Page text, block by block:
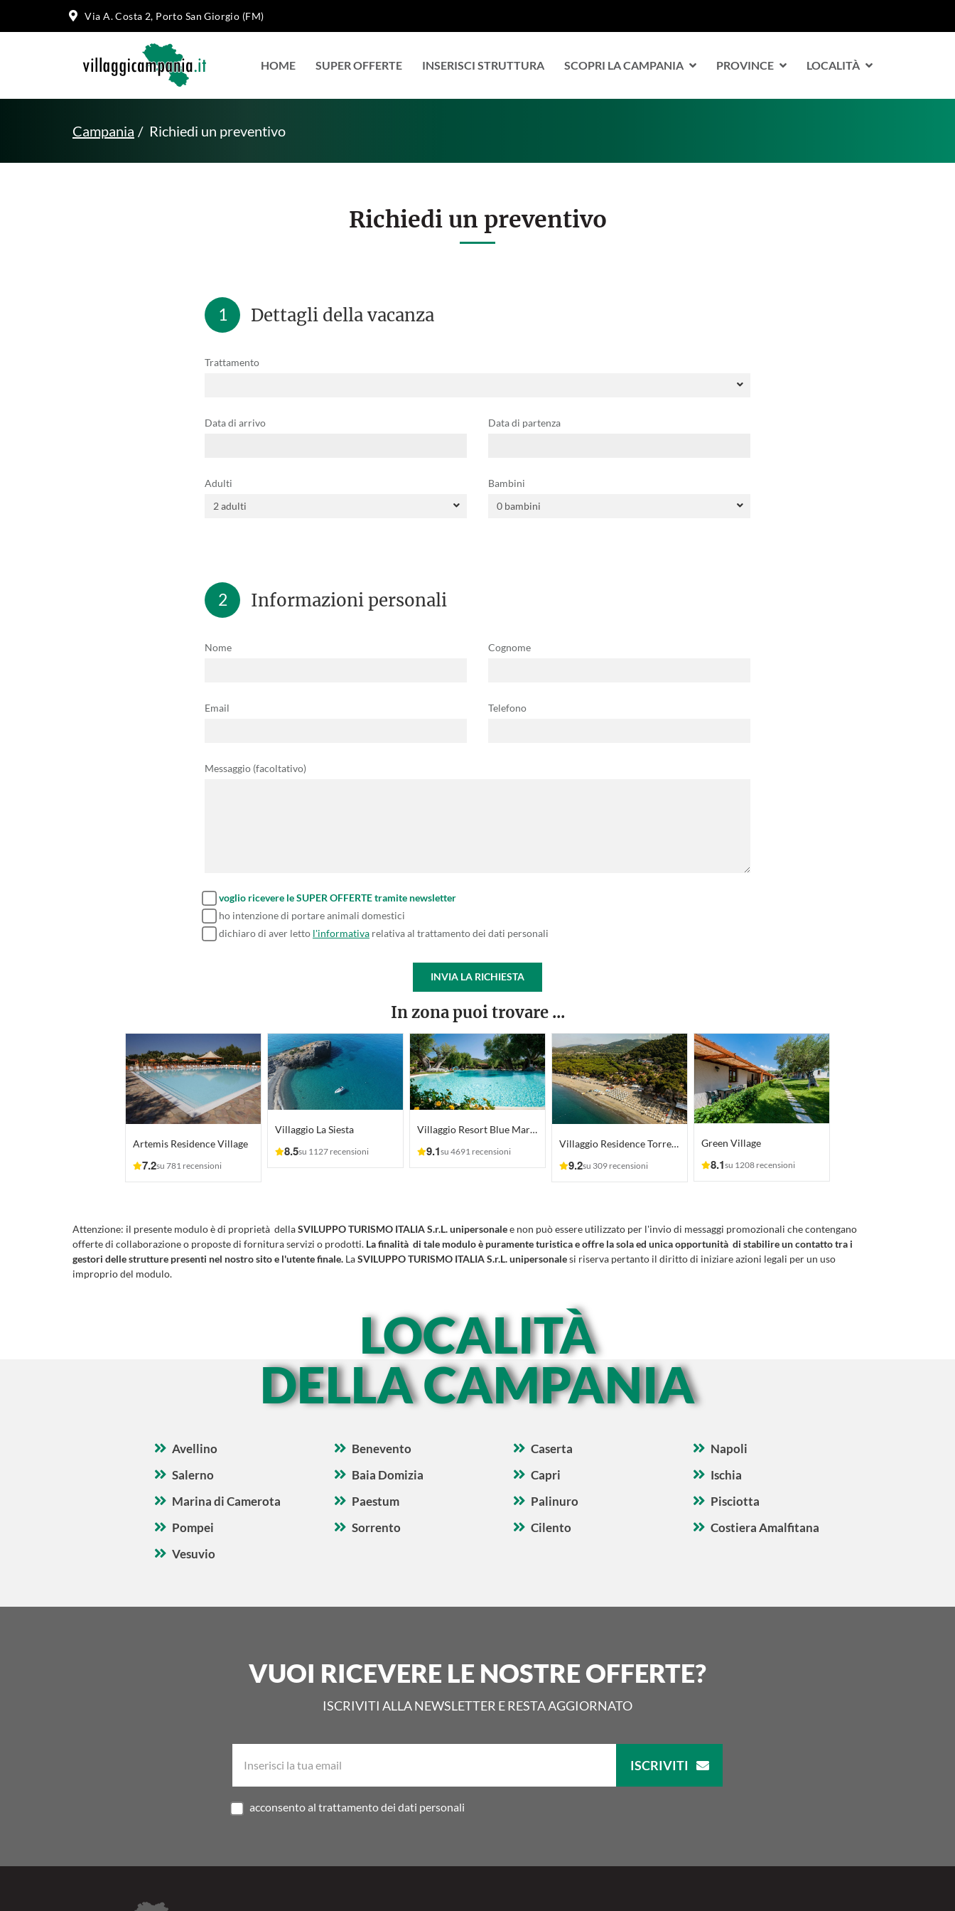
Via A. Costa 2, Porto San Giorgio (FM)
HOME SUPER OFFERTE INSERISCI STRUTTURA SCOPRI LA CAMPANIA PROVINCE LOCALITÀ
Campania Richiedi un preventivo
Richiedi un preventivo
1 Dettagli della vacanza
Trattamento
Data di arrivo Data di partenza
Adulti Bambini
2 Informazioni personali
Nome Cognome
Email Telefono
Messaggio (facoltativo)
voglio ricevere le SUPER OFFERTE tramite newsletter
ho intenzione di portare animali domestici
dichiaro di aver letto l'informativa relativa al trattamento dei dati personali
INVIA LA RICHIESTA
In zona puoi trovare ...
Artemis Residence Village
7.2su 781 recensioni
Villaggio La Siesta
8.5su 1127 recensioni
Villaggio Resort Blue Marine
9.1su 4691 recensioni
Villaggio Residence Torre Saracena
9.2su 309 recensioni
Green Village
8.1su 1208 recensioni
Attenzione: il presente modulo è di proprietà dellaSVILUPPO TURISMO ITALIA S.r.L. unipersonalee non può essere utilizzato per l'invio di messaggi promozionali che contengano
offerte di collaborazione o proposte di fornitura servizi o prodotti. La finalità di tale modulo è puramente turistica e offre la sola ed unica opportunità di stabilire un contatto tra i
gestori delle strutture presenti nel nostro sito e l'utente finale. LaSVILUPPO TURISMO ITALIA S.r.L. unipersonalesi riserva pertanto il diritto di iniziare azioni legali per un uso
improprio del modulo.
LOCALITÀ
DELLA CAMPANIA
Avellino Benevento Caserta
Napoli
Salerno
Baia Domizia Capri
Ischia
Marina di Camerota
Paestum Palinuro
Pisciotta
Pompei
Sorrento Cilento
Costiera Amalfitana
Vesuvio
VUOI RICEVERE LE NOSTRE OFFERTE?
ISCRIVITI ALLA NEWSLETTER E RESTA AGGIORNATO
ISCRIVITI
acconsento al trattamento dei dati personali